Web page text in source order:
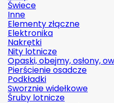
Świece
Inne
Elementy złączne
Elektronika
Nakrętki
Nity lotnicze
Opaski, obejmy, osłony,
Pierścienie osadcze
Podkładki
Sworznie widełkowe
Śruby lotnicze